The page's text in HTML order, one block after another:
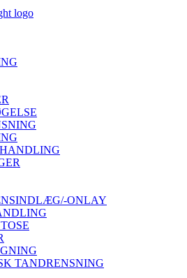
ONLAY
TANDRENSNING